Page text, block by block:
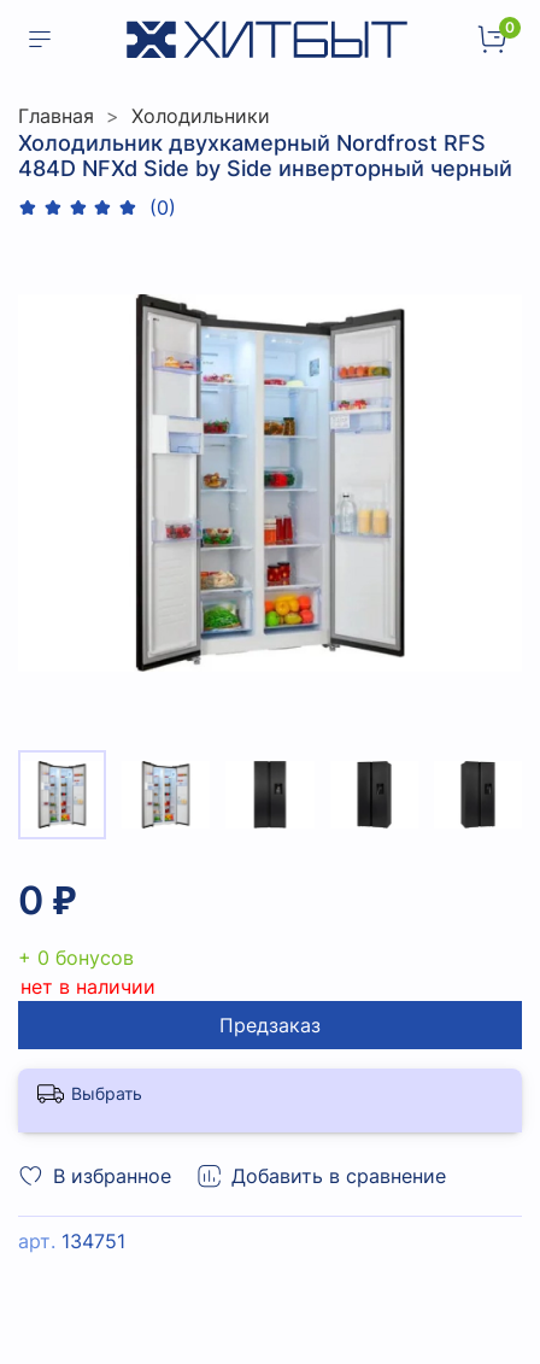
0
Главная Холодильники
Холодильник двухкамерный Nordfrost RFS
484D NFXd Side by Side инверторный черный
(0)
В избранное Добавить в сравнение
арт. 134751
0 ₽
+ 0 бонусов
нет в наличии
Предзаказ
Выбрать